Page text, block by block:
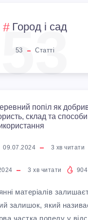
Город і сад
53 Статті
53
попіл як
склад та способи
09.07.2024 3 хв читати
3 хв читати 904
матеріалів
залишок, який
частка попелу у